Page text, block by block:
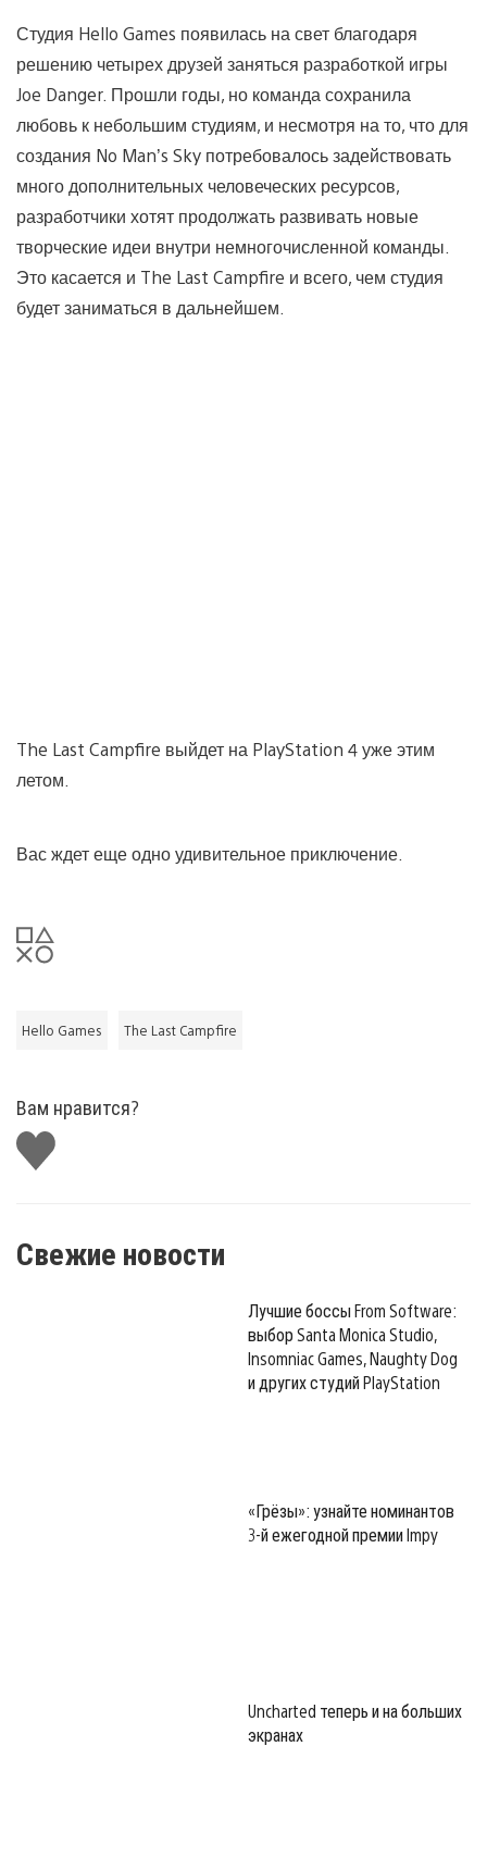
Студия Hello Games появилась на свет благодаря
решению четырех друзей заняться разработкой игры
Joe Danger. Прошли годы, но команда сохранила
любовь к небольшим студиям, и несмотря на то, что для
создания No Man’s Sky потребовалось задействовать
много дополнительных человеческих ресурсов,
разработчики хотят продолжать развивать новые
творческие идеи внутри немногочисленной команды.
Это касается и The Last Campfire и всего, чем студия
будет заниматься в дальнейшем.
The Last Campfire выйдет на PlayStation 4 уже этим
летом.
Вас ждет еще одно удивительное приключение.
Hello Games The Last Campfire
Вам нравится?
Поставить
лайк
Свежие новости
Лучшие боссы From Software:
выбор Santa Monica Studio,
Insomniac Games, Naughty Dog
и других студий PlayStation
«Грёзы»: узнайте номинантов
3-й ежегодной премии Impy
Uncharted теперь и на больших
экранах